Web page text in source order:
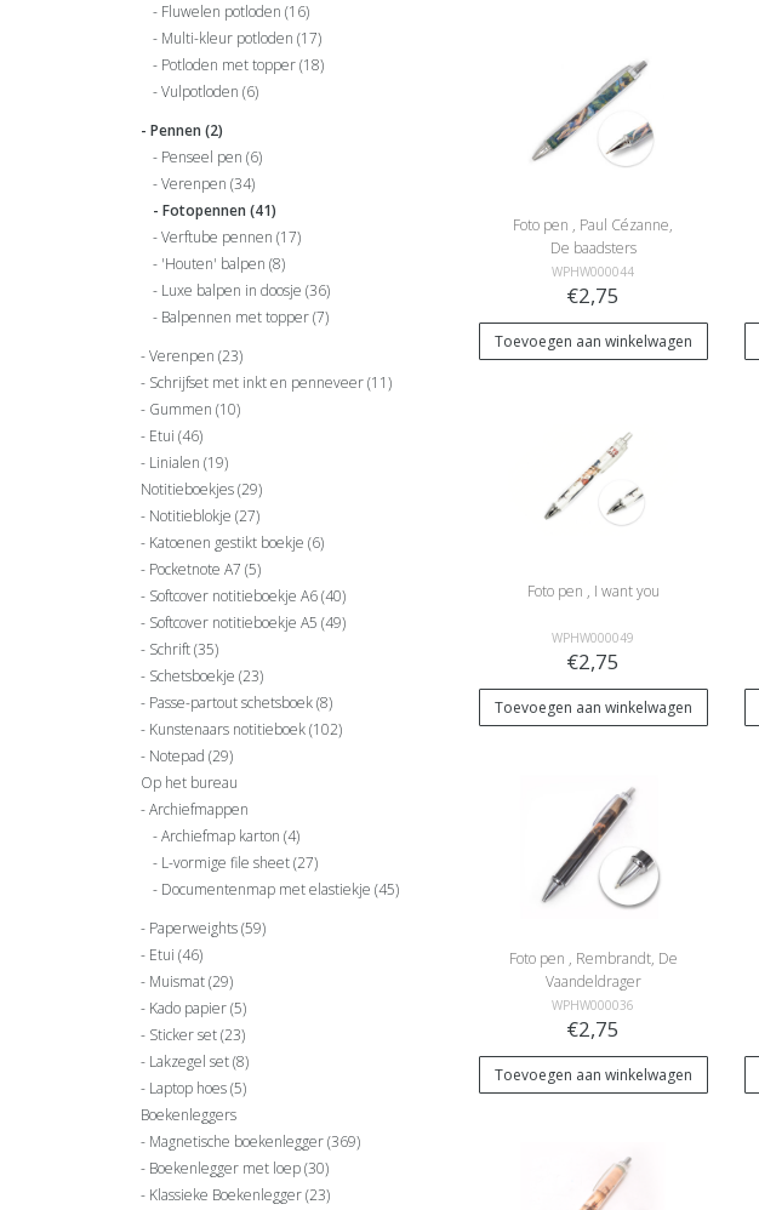
Fluwelen potloden (16)
Multi-kleur potloden (17)
Potloden met topper(18)
Vulpotloden (6)
Pennen (2)
Penseel pen (6)
Verenpen (34)
Fotopennen (41)
Verftube pennen (17)
'Houten' balpen (8)
Luxe balpen in doosje (36)
Balpennen met topper(7)
Verenpen (23)
Schrijfset met inkt en penneveer(11)
Gummen (10)
Etui (46)
Linialen (19)
Notitieboekjes(29)
Notitieblokje (27)
Katoenen gestikt boekje (6)
Pocketnote A7 (5)
Softcover notitieboekje A6(40)
Softcover notitieboekje A5 (49)
Schrift(35)
Schetsboekje (23)
Passe-partout schetsboek(8)
Kunstenaars notitieboek(102)
Notepad (29)
Op het bureau
Archiefmappen
Archiefmap karton (4)
L-vormige file sheet(27)
Documentenmap met elastiekje (45)
Paperweights(59)
Etui (46)
Muismat(29)
Kado papier(5)
Sticker set(23)
Lakzegel set(8)
Laptop hoes(5)
Boekenleggers
Magnetische boekenlegger(369)
Boekenlegger met loep(30)
Klassieke Boekenlegger(23)
Foto pen , Paul Cézanne,
De baadsters
WPHW000044
€2,75
Toevoegen aan winkelwagen
Foto pen , I want you
WPHW000049
€2,75
Toevoegen aan winkelwagen
Foto pen , Rembrandt, De
Vaandeldrager
WPHW000036
€2,75
Toevoegen aan winkelwagen